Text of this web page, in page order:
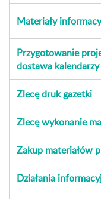
Materiały
Przygotowanie
dostawa kalendarzy
Zlecę druk gazetki
Zlecę wykonanie
Zakup materiałów
Działania